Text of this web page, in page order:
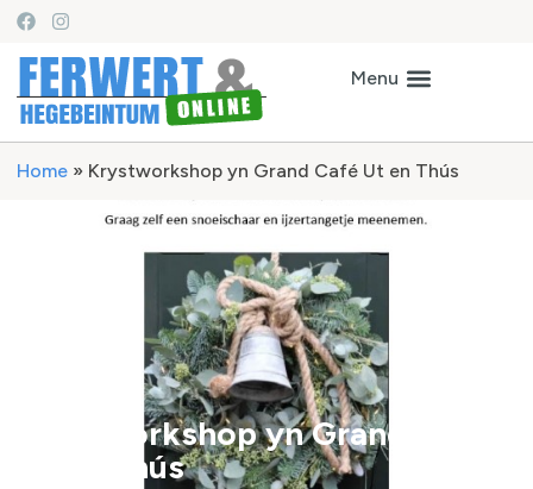
Home » Krystworkshop yn Grand Café Ut en Thús
Krystworkshop yn Grand Café
Ut en Thús